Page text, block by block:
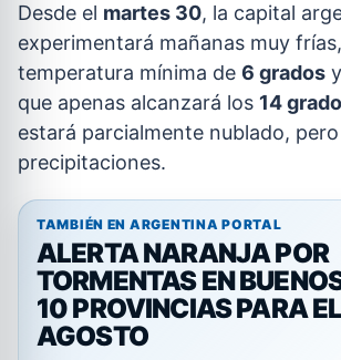
Desde el martes 30, la capital
experimentará mañanas muy
temperatura mínima de 6 grados
que apenas alcanzará los 14
estará parcialmente nublado,
precipitaciones.
TAMBIÉN EN ARGENTINA PORTAL
ALERTA NARANJA POR
TORMENTAS EN
10 PROVINCIAS PARA
AGOSTO